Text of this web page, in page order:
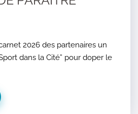
2026 des partenaires un
dans la Cité” pour doper le